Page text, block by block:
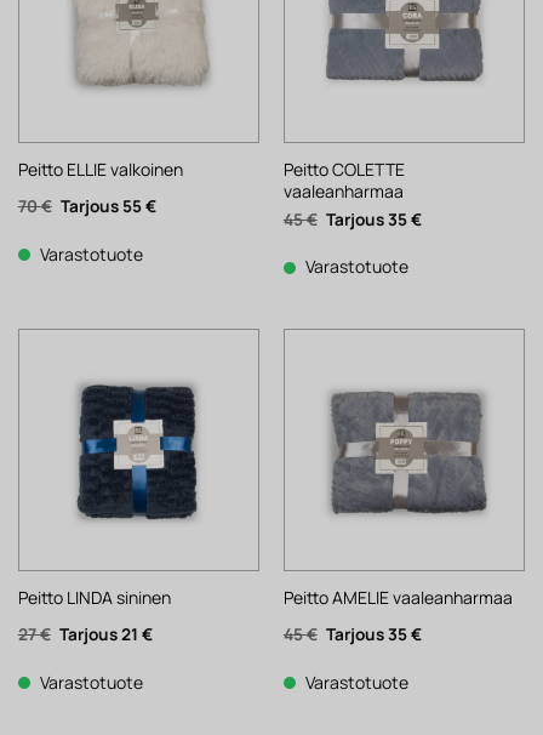
Peitto ELLIE valkoinen
70€ Alkuperäinen
hinta
70 €.
55€Nykyinen
Varastotuote
Peitto COLETTE
vaaleanharmaa
45€ Alkuperäinen
hinta
45 €.
35€Nykyinen
Varastotuote
Peitto LINDA sininen
27€ Alkuperäinen
hinta
27 €.
21 €Nykyinen
Varastotuote
Peitto AMELIE vaaleanharmaa
45€ Alkuperäinen
hinta
45 €.
35€Nykyinen
Varastotuote